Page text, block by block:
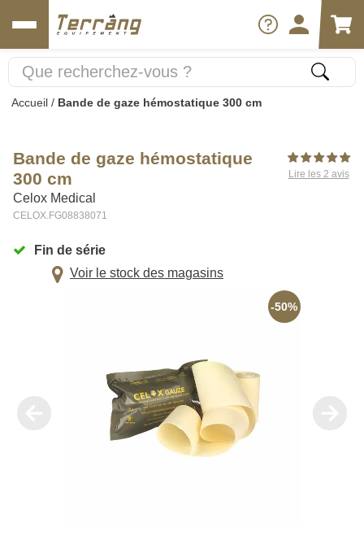
Accueil / Bande de gaze hémostatique 300 cm
Bande de gaze hémostatique
300 cm
Celox Medical
CELOX.FG08838071
Lire les 2 avis
Fin de série
Voir le stock des magasins
-50%